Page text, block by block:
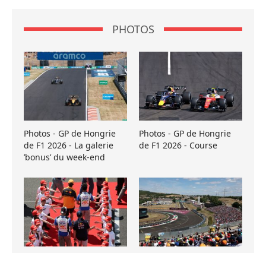
PHOTOS
Photos - GP de Hongrie
de F1 2026 - La galerie
’bonus’ du week-end
Photos - GP de Hongrie
de F1 2026 - Course